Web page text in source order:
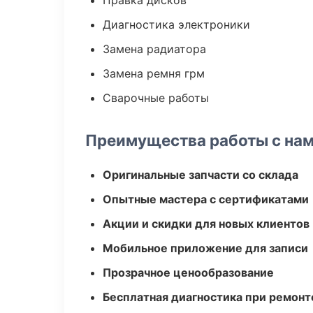
Диагностика электроники
Замена радиатора
Замена ремня грм
Сварочные работы
Преимущества работы с
Оригинальные запчасти со склада
Опытные мастера с сертификатами
Акции и скидки для новых клиентов
Мобильное приложение для записи
Прозрачное ценообразование
Бесплатная диагностика при